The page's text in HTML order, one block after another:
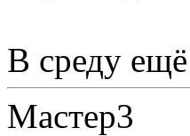
В среду
Мастер3